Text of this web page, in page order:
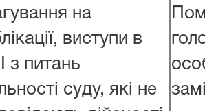
на
виступи в
з питань
суду, які не